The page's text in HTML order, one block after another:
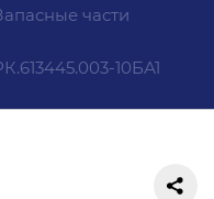
части
10БА1